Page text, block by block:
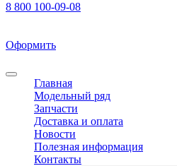
8 800 100-09-08
Оформить
Главная
Модельный ряд
Запчасти
Доставка и оплата
Новости
Полезная информация
Контакты